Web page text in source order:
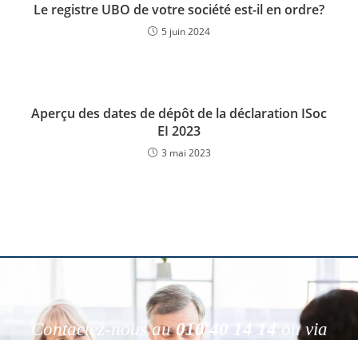
Le registre UBO de votre société est-il en ordre?
5 juin 2024
Aperçu des dates de dépôt de la déclaration ISoc
EI 2023
3 mai 2023
Contactez-nous au010 40 14 14
ou via